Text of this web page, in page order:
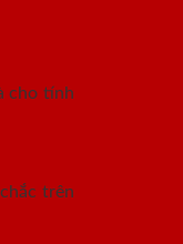
cho tính
trên